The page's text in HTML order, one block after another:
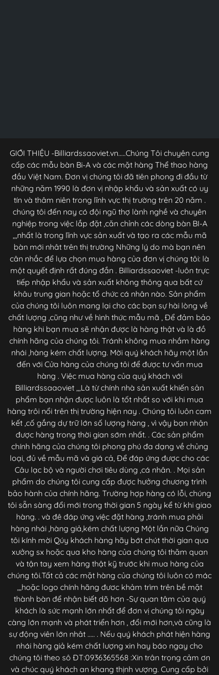
GIỚI THIỆU -Billiardssaoviet.vn.....Chúng Tôi chuyên cung
cấp các mẫu bàn Bi-A và các mặt hàng Thể thao hàng
đầu Việt Nam. Đơn vị chúng tôi đã tiên phong đi đầu từ
những năm 1990 là đơn vị nhập khẩu và sản xuất có uy
tín và thâm niên trong lĩnh vực thị trường trên 20 năm .
chúng tôi đến nay có đội ngũ thợ lành nghề và chuyên
nghiệp trong việc lắp đặt ,căn chỉnh các dòng bàn BI-A
,,,nhất là trong lĩnh vực sản xuất và tạo ra các mẫu mã
bàn mới nhât trên thị trường Những lý do mà bạn nên
cân nhắc để lựa chọn mua hàng của đơn vị chúng tôi: là
một quyết định rất đúng đắn . Billiardssaoviet -luôn trực
tiếp nhập khẩu và sản xuất không thông qua bất cứ
khâu trung gian hoặc tổ chức cá nhân nào. Sản phẩm
của chúng tôi luôn mang lại cho các bạn sự hài lòng về
chất lượng ,cũng như về hình thức mẫu mã , Để đảm bảo
hàng khi bạn mua sẽ nhận được là hàng thật và là đồ
chính hãng của chúng tôi. Tránh không mua nhầm hàng
nhái ,hàng kém chất lượng. Mời quý khách hãy một lần
đến với Cửa hàng của chúng tôi để được tư vấn mua
hàng . Việc mua hàng của quý khách với
Billiardssaaoviet ,,,Là từ chính nhà sản xuất khiến sản
phẩm bạn nhận được luôn là tốt nhất so với khi mua
hàng trôi nổi trên thị trường hiện nay . Chúng tôi luôn cam
kết ,cố gắng dự trữ lớn số lượng hàng , vì vậy bạn nhận
được hàng trong thời gian sớm nhất. . Các sản phẩm
chính hãng của chúng tôi phong phú đa dạng về chủng
loại, đủ về mẫu mã và giá cả, Để đáp ứng được cho các
Câu lạc bộ và người chơi tiêu dùng ,cá nhân. . Mọi sản
phẩm do chúng tôi cung cấp được hưởng chương trình
bảo hành của chính hãng. Trường hợp hàng có lỗi, chúng
tôi sẵn sàng đổi mới trong thời gian 5 ngày kể từ khi giao
hàng. . và đê đáp ứng việc đặt hàng ,tránh mua phải
hàng nhái ,hàng giả,kém chất lượng Một lần nữa Chúng
tôi kính mời Qúy khách hàng hãy bớt chút thời gian qua
xưởng sx hoặc qua kho hàng của chúng tôi thăm quan
và tận tay xem hàng thật kỹ trước khi mua hàng của
chúng tôi.Tất cả các mặt hàng của chúng tôi luôn có mác
,,,hoặc logo chính hãng đươc khảm trìm trên bề mặt
thành bàn để nhận biết dõ hơn -Sự quan tâm của quý
khách là sức mạnh lớn nhất để đơn vị chúng tôi ngày
càng lớn mạnh và phát triển hơn , đổi mới hơn,và cũng là
sự động viên lớn nhât ..... . Nếu quý khách phát hiện hàng
nhái hàng giả kém chất lượng xin hay báo ngay cho
chúng tôi theo sô ĐT:0936365568 :Xin trân trọng cảm ơn
và chúc quý khách an khang thịnh vượng. Cung cấp bởi